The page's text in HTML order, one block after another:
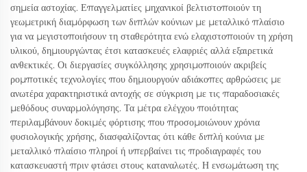
σημεία αστοχίας. Επαγγελματίες μηχανικοί βελτιστοποιούν τη
γεωμετρική διαμόρφωση των διπλών κούνιων με μεταλλικό πλαίσιο
για να μεγιστοποιήσουν τη σταθερότητα ενώ ελαχιστοποιούν τη χρήση
υλικού, δημιουργώντας έτσι κατασκευές ελαφριές αλλά εξαιρετικά
ανθεκτικές. Οι διεργασίες συγκόλλησης χρησιμοποιούν ακριβείς
ρομποτικές τεχνολογίες που δημιουργούν αδιάκοπες αρθρώσεις με
ανωτέρα χαρακτηριστικά αντοχής σε σύγκριση με τις παραδοσιακές
μεθόδους συναρμολόγησης. Τα μέτρα ελέγχου ποιότητας
περιλαμβάνουν δοκιμές φόρτισης που προσομοιώνουν χρόνια
φυσιολογικής χρήσης, διασφαλίζοντας ότι κάθε διπλή κούνια με
μεταλλικό πλαίσιο πληροί ή υπερβαίνει τις προδιαγραφές του
κατασκευαστή πριν φτάσει στους καταναλωτές. Η ενσωμάτωση της